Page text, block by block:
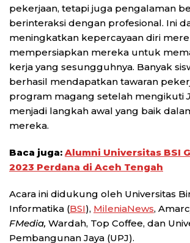
pekerjaan, tetapi juga pengalaman
berinteraksi dengan profesional. Ini
meningkatkan kepercayaan diri
mempersiapkan mereka untuk
kerja yang sesungguhnya. Banyak
berhasil mendapatkan tawaran
program magang setelah mengikuti
menjadi langkah awal yang baik
mereka.
Baca juga: Alumni Universitas BSI
2023 Perdana di Aceh Tengah
Acara ini didukung oleh Universitas
Informatika (BSI), MileniaNews,
FMedia, Wardah, Top Coffee, dan
Pembangunan Jaya (UPJ).